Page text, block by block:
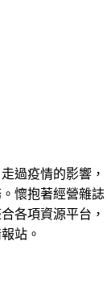
過疫情的影響，
懷抱著經營雜誌
各項資源平台，
站。